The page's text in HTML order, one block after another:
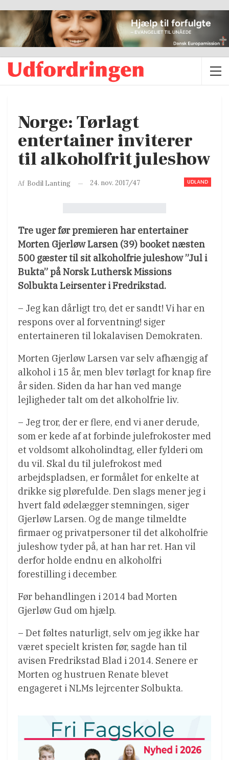
Norge: Tørlagt
entertainer inviterer
til alkoholfrit juleshow
UDLAND
Af Bodil Lanting 24. nov. 2017/47
Tre uger før premieren har entertainer
Morten Gjerløw Larsen (39) booket næsten
500 gæster til sit alkoholfrie juleshow ”Jul i
Bukta” på Norsk Luthersk Missions
Solbukta Leirsenter i Fredrikstad.
– Jeg kan dårligt tro, det er sandt! Vi har en
respons over al forventning! siger
entertaineren til lokalavisen Demokraten.
Morten Gjerløw Larsen var selv afhængig af
alkohol i 15 år, men blev tørlagt for knap fire
år siden. Siden da har han ved mange
lejligheder talt om det alkoholfrie liv.
– Jeg tror, der er flere, end vi aner derude,
som er kede af at forbinde julefrokoster med
et voldsomt alkoholindtag, eller fylderi om
du vil. Skal du til julefrokost med
arbejdspladsen, er formålet for enkelte at
drikke sig plørefulde. Den slags mener jeg i
hvert fald ødelægger stemningen, siger
Gjerløw Larsen. Og de mange tilmeldte
firmaer og privatpersoner til det alkoholfrie
juleshow tyder på, at han har ret. Han vil
derfor holde endnu en alkoholfri
forestilling i december.
Før behandlingen i 2014 bad Morten
Gjerløw Gud om hjælp.
– Det føltes naturligt, selv om jeg ikke har
været specielt kristen før, sagde han til
avisen Fredrikstad Blad i 2014. Senere er
Morten og hustruen Renate blevet
engageret i NLMs lejrcenter Solbukta.